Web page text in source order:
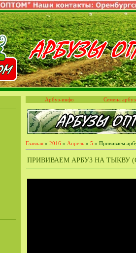
Арбуз-инфо Семена
Главная » 2016 » Апрель » 5 » Прививаем
ПРИВИВАЕМ АРБУЗ НА ТЫКВУ